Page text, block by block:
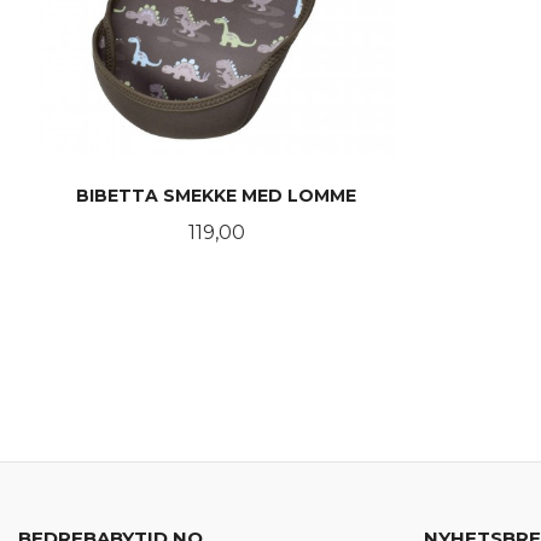
BIBETTA SMEKKE MED LOMME
Pris
119,00